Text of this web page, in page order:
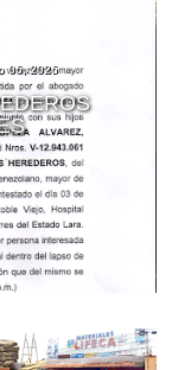
06, 2026